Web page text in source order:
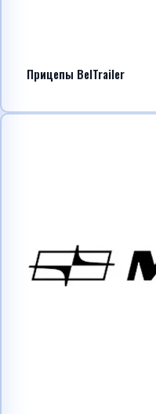
Прицепы BelTrailer